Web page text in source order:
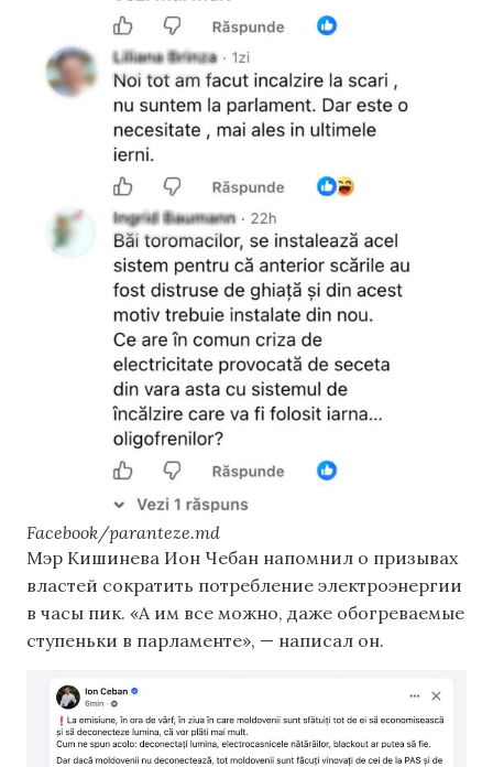
Facebook/paranteze.md
Мэр Кишинева Ион Чебан напомнил о призывах
властей сократить потребление электроэнергии
в часы пик. «А им все можно, даже обогреваемые
ступеньки в парламенте», — написал он.